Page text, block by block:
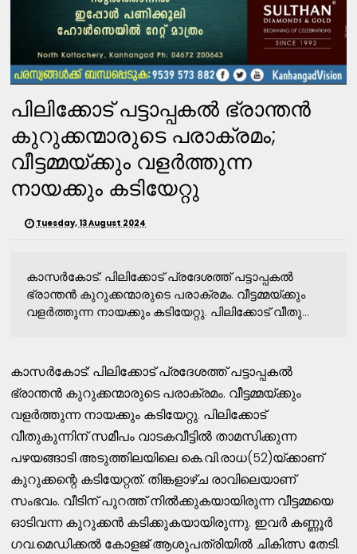
പിലിക്കോട് പട്ടാപ്പകൽ ഭ്രാന്തൻ
കുറുക്കന്മാരുടെ പരാക്രമം;
വീട്ടമ്മയ്ക്കും വളർത്തുന്ന
നായക്കും കടിയേറ്റു
Tuesday, 13 August 2024
കാസർകോട്: പിലിക്കോട് പ്രദേശത്ത് പട്ടാപ്പകൽ
ഭ്രാന്തൻ കുറുക്കന്മാരുടെ പരാക്രമം. വീട്ടമ്മയ്ക്കും
വളർത്തുന്ന നായക്കും കടിയേറ്റു. പിലിക്കോട് വീതു...
കാസർകോട്: പിലിക്കോട് പ്രദേശത്ത് പട്ടാപ്പകൽ
ഭ്രാന്തൻ കുറുക്കന്മാരുടെ പരാക്രമം. വീട്ടമ്മയ്ക്കും
വളർത്തുന്ന നായക്കും കടിയേറ്റു. പിലിക്കോട്
വീതുകുന്നിന് സമീപം വാടകവീട്ടിൽ താമസിക്കുന്ന
പഴയങ്ങാടി അടുത്തിലയിലെ കെ.വി.രാധ(52)യ്ക്കാണ്
കുറുക്കന്റെ കടിയേറ്റത്. തിങ്കളാഴ്ച രാവിലെയാണ്
സംഭവം. വീടിന് പുറത്ത് നിൽക്കുകയായിരുന്ന വീട്ടമ്മയെ
ഓടിവന്ന കുറുക്കൻ കടിക്കുകയായിരുന്നു. ഇവർ കണ്ണൂർ
ഗവ.മെഡിക്കൽ കോളജ് ആശുപത്രിയിൽ ചികിത്സ തേടി.